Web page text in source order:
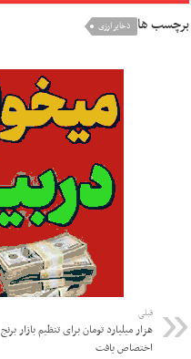
برچسب ها ذخایر ارزی
قبلی
هزار میلیارد تومان برای تنظیم بازار برنج
اختصاص یافت